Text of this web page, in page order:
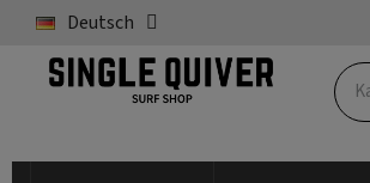
Deutsch